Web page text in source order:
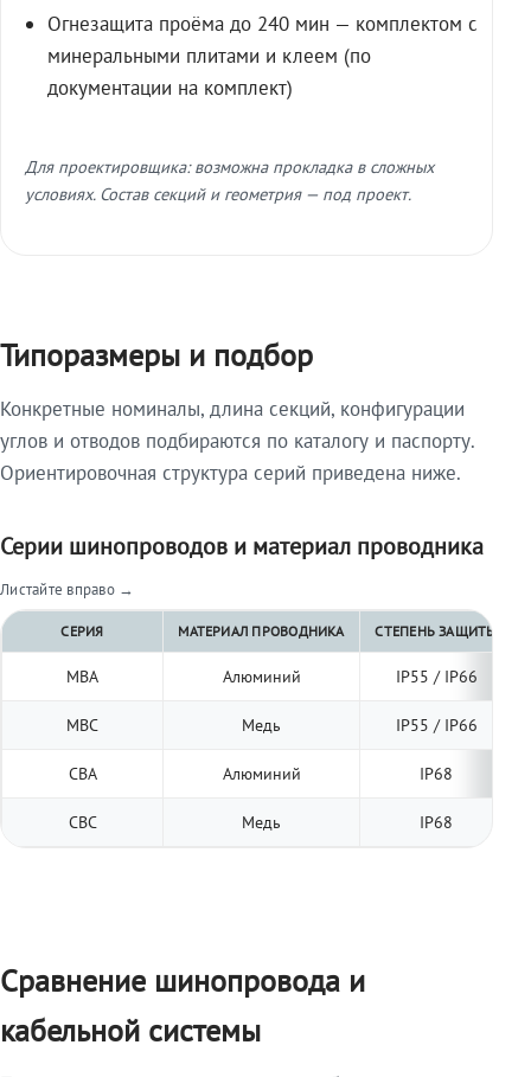
Огнезащита проёма до 240 мин — комплектом с
минеральными плитами и клеем (по
документации на комплект)
Для проектировщика: возможна прокладка в сложных
условиях. Состав секций и геометрия — под проект.
Типоразмеры и подбор
Конкретные номиналы, длина секций, конфигурации
углов и отводов подбираются по каталогу и паспорту.
Ориентировочная структура серий приведена ниже.
Серии шинопроводов и материал проводника
Листайте вправо →
СЕРИЯ МАТЕРИАЛ ПРОВОДНИКА СТЕПЕНЬ ЗАЩИТЫ
МВА Алюминий IP55 / IP66
МВС Медь IP55 / IP66
СВА Алюминий IP68
СВС Медь IP68
Сравнение шинопровода и
кабельной системы